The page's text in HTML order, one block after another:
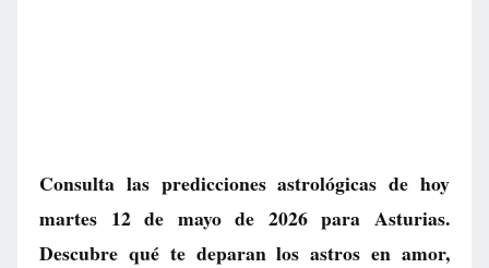
Consulta las predicciones astrológicas de hoy
martes 12 de mayo de 2026 para Asturias.
Descubre qué te deparan los astros en amor,